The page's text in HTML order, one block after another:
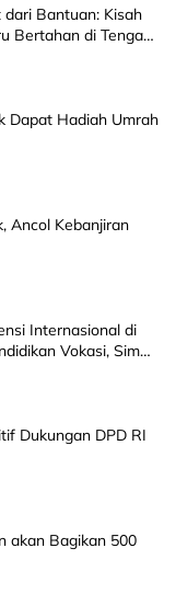
Bantuan: Kisah
Bertahan di Tengah
Dapat Hadiah Umrah
Ancol Kebanjiran
Internasional di
Vokasi, Simak
Dukungan DPD RI
akan Bagikan 500